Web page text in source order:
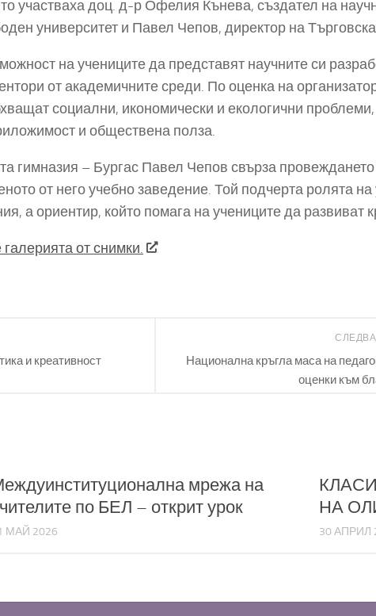
участваха доц. д-р Офелия Кънева, създател на
университет и Павел Чепов, директор на
на учениците да представят научните си
от академичните среди. По оценка на
социални, икономически и екологични
и обществена полза.
гимназия – Бургас Павел Чепов свърза
от него учебно заведение. Той подчерта ролята
а ориентир, който помага на учениците да развиват
от снимки.
Национална кръгла маса на
оценки към
и креативност
мрежа на
по БЕЛ – открит урок
МАЙ 2026
НА
30 АПРИЛ